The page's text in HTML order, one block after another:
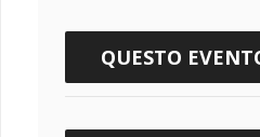
QUESTO